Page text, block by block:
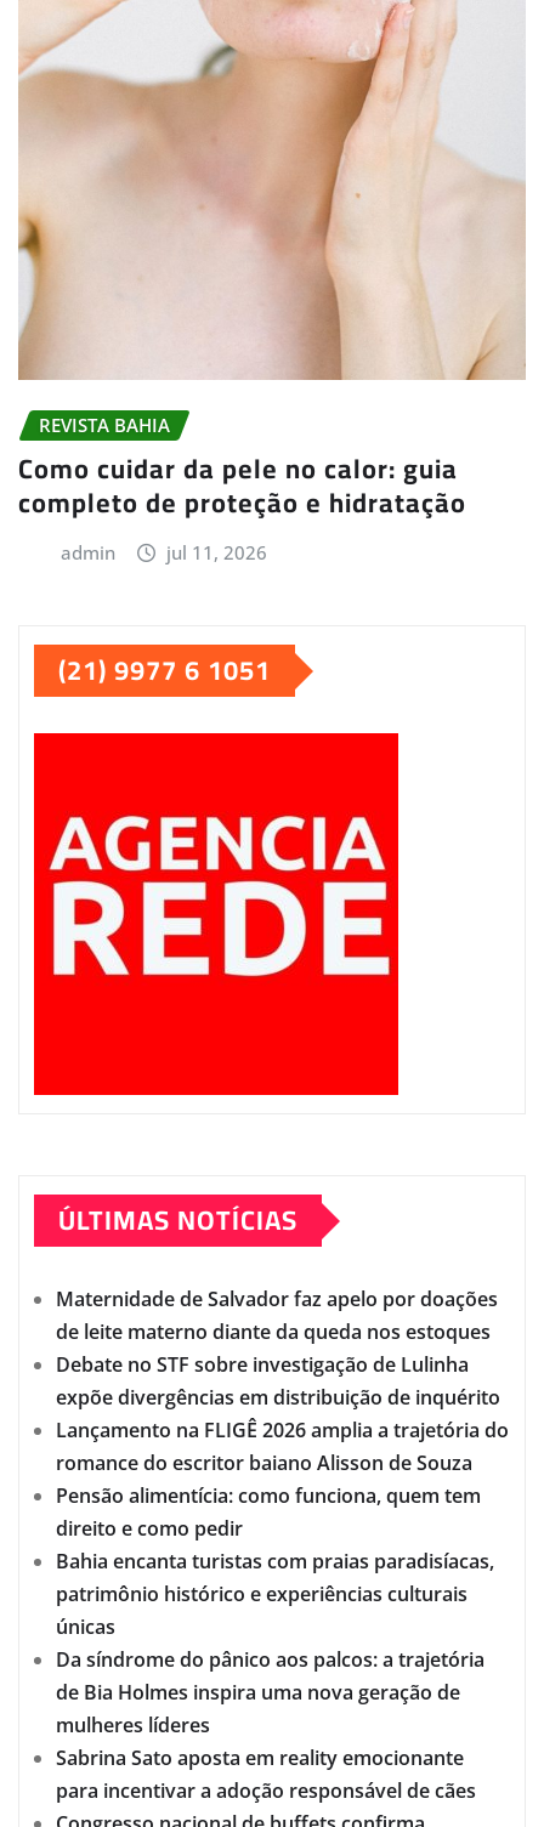
REVISTA BAHIA
Como cuidar da pele no calor: guia
completo de proteção e hidratação
admin jul 11, 2026
(21) 9977 6 1051
ÚLTIMAS NOTÍCIAS
Maternidade de Salvador faz apelo por doações
de leite materno diante da queda nos estoques
Debate no STF sobre investigação de Lulinha
expõe divergências em distribuição de inquérito
Lançamento na FLIGÊ 2026 amplia a trajetória do
romance do escritor baiano Alisson de Souza
Pensão alimentícia: como funciona, quem tem
direito e como pedir
Bahia encanta turistas com praias paradisíacas,
patrimônio histórico e experiências culturais
únicas
Da síndrome do pânico aos palcos: a trajetória
de Bia Holmes inspira uma nova geração de
mulheres líderes
Sabrina Sato aposta em reality emocionante
para incentivar a adoção responsável de cães